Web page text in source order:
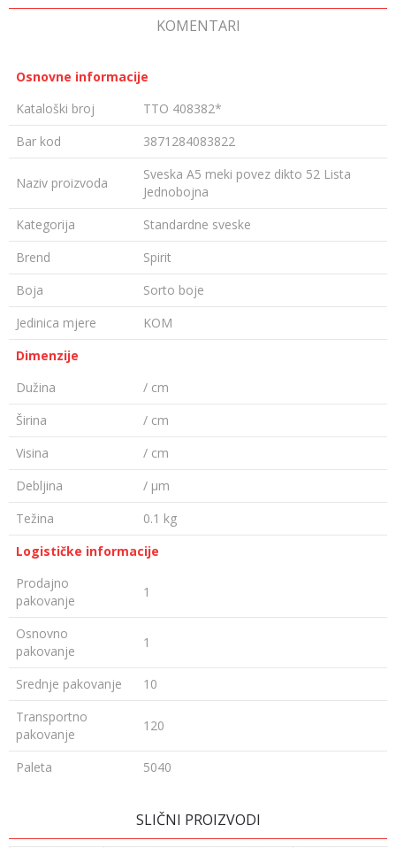
KOMENTARI
Osnovne informacije
Kataloški broj
TTO 408382*
Bar kod
3871284083822
Naziv proizvoda
Sveska A5 meki povez dikto 52 Lista
Jednobojna
Kategorija
Standardne sveske
Brend
Spirit
Boja
Sorto boje
Jedinica mjere
KOM
Dimenzije
Dužina
/ cm
Širina
/ cm
Visina
/ cm
Debljina
/ µm
Težina
0.1 kg
Logističke informacije
Prodajno
pakovanje
1
Osnovno
pakovanje
1
Srednje pakovanje
10
Transportno
pakovanje
120
Paleta 5040
SLIČNI PROIZVODI